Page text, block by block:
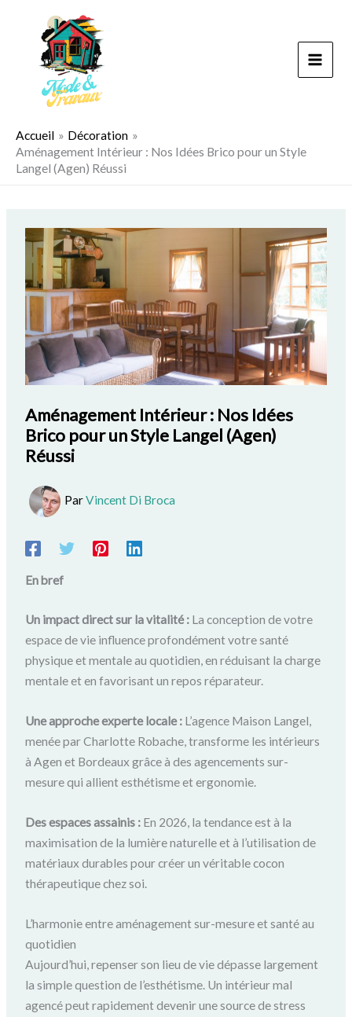
Accueil
Décoration
Aménagement Intérieur : Nos Idées Brico pour un Style
Langel (Agen) Réussi
Aménagement Intérieur : Nos Idées
Brico pour un Style Langel (Agen)
Réussi
ParVincent Di Broca
En bref
Un impact direct sur la vitalité : La conception de votre
espace de vie influence profondément votre santé
physique et mentale au quotidien, en réduisant la charge
mentale et en favorisant un repos réparateur.
Une approche experte locale : L’agence Maison Langel,
menée par Charlotte Robache, transforme les intérieurs
à Agen et Bordeaux grâce à des agencements sur-
mesure qui allient esthétisme et ergonomie.
Des espaces assainis : En 2026, la tendance est à la
maximisation de la lumière naturelle et à l’utilisation de
matériaux durables pour créer un véritable cocon
thérapeutique chez soi.
L’harmonie entre aménagement sur-mesure et santé au
quotidien
Aujourd’hui, repenser son lieu de vie dépasse largement
la simple question de l’esthétisme. Un intérieur mal
agencé peut rapidement devenir une source de stress